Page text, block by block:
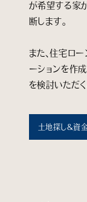
が希望する家
断します。
また、住宅ロ
ーションを作
を検討いただ
土地探し＆資